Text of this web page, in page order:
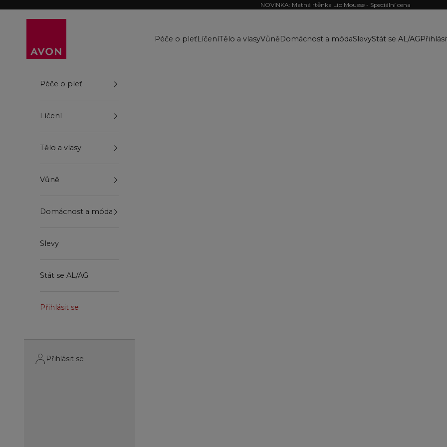
NOVINKA: Matná rtěnka Lip Mousse - Speciální cena
Péče o pleťLíčeníTělo a vlasyVůněDomácnost a módaSlevyStát se AL/AG
Péče o pleť
Líčení
Tělo a vlasy
Vůně
Domácnost a móda
Slevy
Stát se AL/AG
Přihlásit se
Přihlásit se